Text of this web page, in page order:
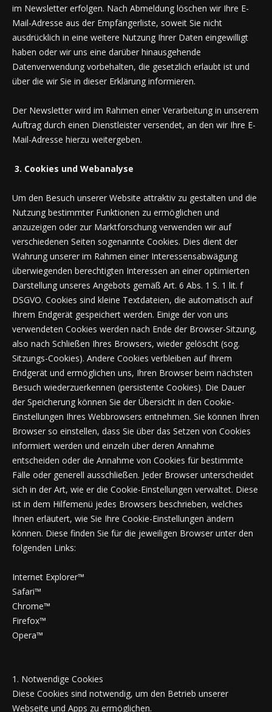
im Newsletter erfolgen. Nach Abmeldung löschen wir Ihre E-
Mail-Adresse aus der Empfängerliste, soweit Sie nicht
ausdrücklich in eine weitere Nutzung Ihrer Daten eingewilligt
haben oder wir uns eine darüber hinausgehende
Datenverwendung vorbehalten, die gesetzlich erlaubt ist und
über die wir Sie in dieser Erklärung informieren.
Der Newsletter wird im Rahmen einer Verarbeitung in unserem
Auftrag durch einen Dienstleister versendet, an den wir Ihre E-
Mail-Adresse hierzu weitergeben.
3. Cookies und Webanalyse
Um den Besuch unserer Website attraktiv zu gestalten und die
Nutzung bestimmter Funktionen zu ermöglichen und
anzuzeigen oder zur Marktforschung verwenden wir auf
verschiedenen Seiten sogenannte Cookies. Dies dient der
Wahrung unserer im Rahmen einer Interessensabwägung
überwiegenden berechtigten Interessen an einer optimierten
Darstellung unseres Angebots gemäß Art. 6 Abs. 1 S. 1 lit. f
DSGVO. Cookies sind kleine Textdateien, die automatisch auf
Ihrem Endgerät gespeichert werden. Einige der von uns
verwendeten Cookies werden nach Ende der Browser-Sitzung,
also nach Schließen Ihres Browsers, wieder gelöscht (sog.
Sitzungs-Cookies). Andere Cookies verbleiben auf Ihrem
Endgerät und ermöglichen uns, Ihren Browser beim nächsten
Besuch wiederzuerkennen (persistente Cookies). Die Dauer
der Speicherung können Sie der Übersicht in den Cookie-
Einstellungen Ihres Webbrowsers entnehmen. Sie können Ihren
Browser so einstellen, dass Sie über das Setzen von Cookies
informiert werden und einzeln über deren Annahme
entscheiden oder die Annahme von Cookies für bestimmte
Fälle oder generell ausschließen. Jeder Browser unterscheidet
sich in der Art, wie er die Cookie-Einstellungen verwaltet. Diese
ist in dem Hilfemenü jedes Browsers beschrieben, welches
Ihnen erläutert, wie Sie Ihre Cookie-Einstellungen ändern
können. Diese finden Sie für die jeweiligen Browser unter den
folgenden Links:
Internet Explorer™
Safari™
Chrome™
Firefox™
Opera™
1. Notwendige Cookies
Diese Cookies sind notwendig, um den Betrieb unserer
Webseite und Apps zu ermöglichen.